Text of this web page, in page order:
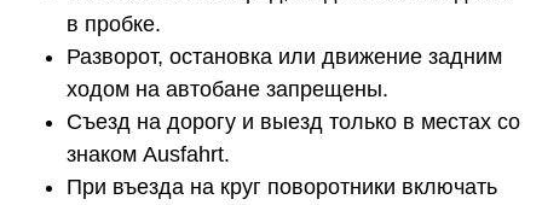
в пробке.
Разворот, остановка или движение задним
ходом на автобане запрещены.
Съезд на дорогу и выезд только в местах со
знаком Ausfahrt.
При въезда на круг поворотники включать